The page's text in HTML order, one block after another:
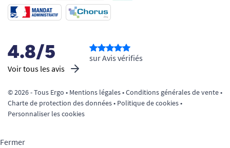
4.8/5
Voir tous les avis
sur Avis vérifiés
© 2026 - Tous Ergo • Mentions légales•Conditions générales de vente•
Charte de protection des données• Politique de cookies•
Personnaliser les cookies
Fermer